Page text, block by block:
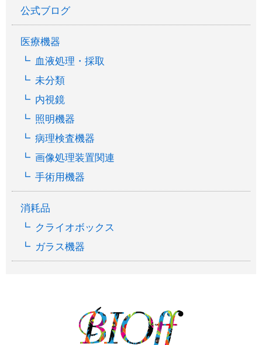
公式ブログ
医療機器
血液処理・採取
未分類
内視鏡
照明機器
病理検査機器
画像処理装置関連
手術用機器
消耗品
クライオボックス
ガラス機器